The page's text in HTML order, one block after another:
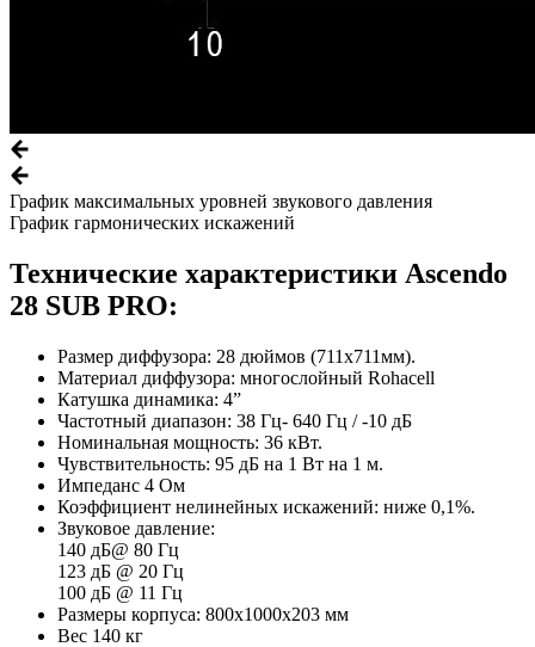
График максимальных уровней звукового давления
График гармонических искажений
Технические характеристики Ascendo
28 SUB PRO:
Размер диффузора: 28 дюймов (711х711мм).
Материал диффузора: многослойный Rohacell
Катушка динамика: 4”
Частотный диапазон: 38 Гц- 640 Гц / -10 дБ
Номинальная мощность: 36 кВт.
Чувствительность: 95 дБ на 1 Вт на 1 м.
Импеданс 4 Ом
Коэффициент нелинейных искажений: ниже 0,1%.
Звуковое давление:
140 дБ@ 80 Гц
123 дБ @ 20 Гц
100 дБ @ 11 Гц
Размеры корпуса: 800х1000х203 мм
Вес 140 кг